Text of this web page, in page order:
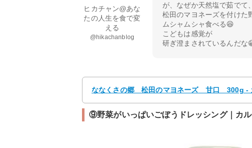
ヒカチャン@あな
たの人生を食で変
える
@hikachanblog
が、なぜか天然塩で茹でて、
松田のマヨネーズを付けた
ムシャムシャ食べる😆
こどもは感覚が
研ぎ澄まされているんだな
ななくさの郷 松田のマヨネーズ 甘口 300g -
⑨野菜がいっぱいごぼうドレッシング｜カル